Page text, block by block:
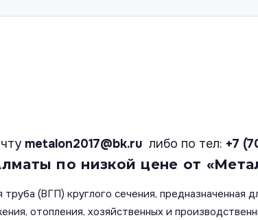
metalon2017@bk.ruлибо по тел: +7
по низкой цене от
(ВГП) круглого сечения,
отопления, хозяйственных и